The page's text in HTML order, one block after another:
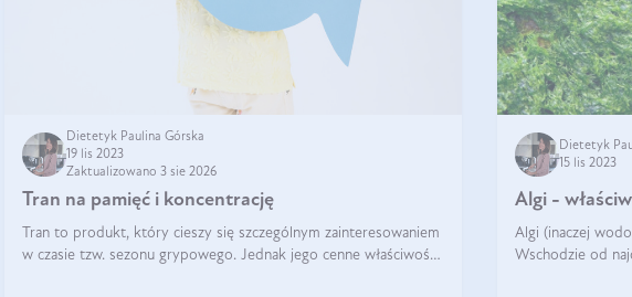
Dietetyk Paulina Górska
19 lis 2023
Zaktualizowano 3 sie 2026
Tran na pamięć i koncentrację
Tran to produkt, który cieszy się szczególnym zainteresowaniem
w czasie tzw. sezonu grypowego. Jednak jego cenne właściwości
Dietetyk
15 lis 2023
Algi -
Algi (inaczej
Wschodzie od